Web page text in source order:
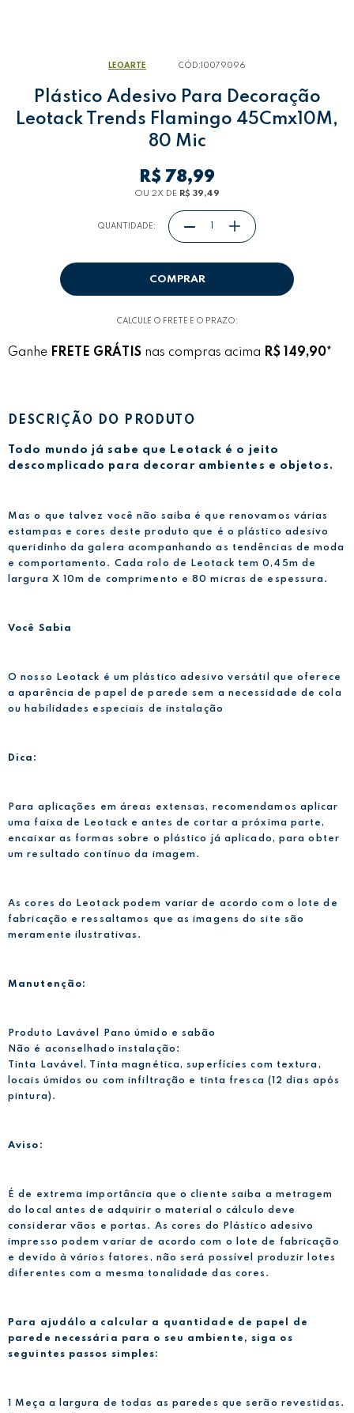
LEOARTE CÓD: 10079096
Plástico Adesivo Para Decoração
Leotack Trends Flamingo 45Cmx10M,
80 Mic
R$ 78,99
OU 2X DE R$ 39,49
QUANTIDADE:
COMPRAR
CALCULE O FRETE E O PRAZO:
Ganhe FRETE GRÁTIS nas compras acima R$ 149,90*
DESCRIÇÃO DO PRODUTO
Todo mundo já sabe que Leotack é o jeito
descomplicado para decorar ambientes e objetos.
Mas o que talvez você não saiba é que renovamos várias
estampas e cores deste produto que é o plástico adesivo
queridinho da galera acompanhando as tendências de moda
e comportamento. Cada rolo de Leotack tem 0,45m de
largura X 10m de comprimento e 80 micras de espessura.
Você Sabia
O nosso Leotack é um plástico adesivo versátil que oferece
a aparência de papel de parede sem a necessidade de cola
ou habilidades especiais de instalação
Dica:
Para aplicações em áreas extensas, recomendamos aplicar
uma faixa de Leotack e antes de cortar a próxima parte,
encaixar as formas sobre o plástico já aplicado, para obter
um resultado contínuo da imagem.
As cores do Leotack podem variar de acordo com o lote de
fabricação e ressaltamos que as imagens do site são
meramente ilustrativas.
Manutenção:
Produto Lavável Pano úmido e sabão
Não é aconselhado instalação:
Tinta Lavável, Tinta magnética, superfícies com textura,
locais úmidos ou com infiltração e tinta fresca (12 dias após
pintura).
Aviso:
É de extrema importância que o cliente saiba a metragem
do local antes de adquirir o material o cálculo deve
considerar vãos e portas. As cores do Plástico adesivo
impresso podem variar de acordo com o lote de fabricação
e devido à vários fatores, não será possível produzir lotes
diferentes com a mesma tonalidade das cores.
Para ajudálo a calcular a quantidade de papel de
parede necessária para o seu ambiente, siga os
seguintes passos simples:
1 Meça a largura de todas as paredes que serão revestidas.